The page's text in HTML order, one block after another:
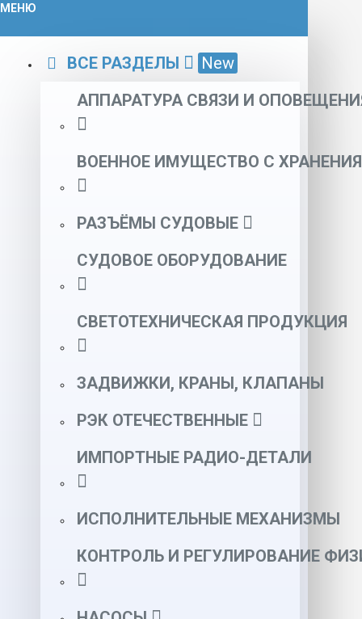
МЕНЮ
ВСЕ РАЗДЕЛЫ
New
АППАРАТУРА СВЯЗИ И
ВОЕННОЕ ИМУЩЕСТВО С ХРАНЕНИЯ
РАЗЪЁМЫ СУДОВЫЕ
СУДОВОЕ ОБОРУДОВАНИЕ
СВЕТОТЕХНИЧЕСКАЯ ПРОДУКЦИЯ
ЗАДВИЖКИ, КРАНЫ, КЛАПАНЫ
РЭК ОТЕЧЕСТВЕННЫЕ
ИМПОРТНЫЕ РАДИО-ДЕТАЛИ
ИСПОЛНИТЕЛЬНЫЕ МЕХАНИЗМЫ
КОНТРОЛЬ И РЕГУЛИРОВАНИЕ